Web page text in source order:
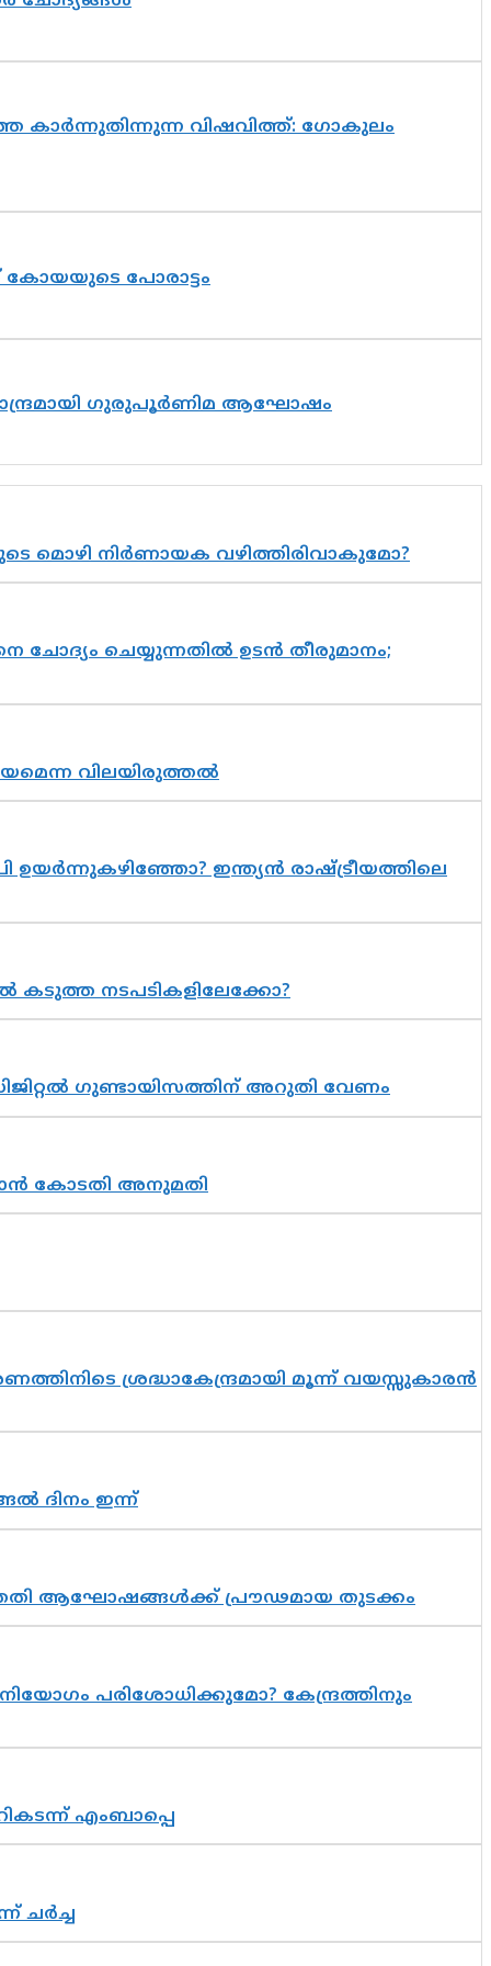
കാർന്നുതിന്നുന്ന വിഷവിത്ത്: ഗോകുലം
കോയയുടെ പോരാട്ടം
ഗുരുപൂർണിമ ആഘോഷം
മൊഴി നിർണായക വഴിത്തിരിവാകുമോ?
ചെയ്യുന്നതിൽ ഉടൻ തീരുമാനം;
വിലയിരുത്തൽ
ഉയർന്നുകഴിഞ്ഞോ? ഇന്ത്യൻ രാഷ്ട്രീയത്തിലെ
നടപടികളിലേക്കോ?
ഗുണ്ടായിസത്തിന് അറുതി വേണം
കോടതി അനുമതി
ശ്രദ്ധാകേന്ദ്രമായി മൂന്ന് വയസ്സുകാരൻ
ദിനം ഇന്ന്
ആഘോഷങ്ങൾക്ക് പ്രൗഢമായ തുടക്കം
പരിശോധിക്കുമോ? കേന്ദ്രത്തിനും
എംബാപ്പെ
ചർച്ച